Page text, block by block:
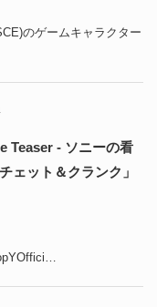
のゲームキャラクター
Teaser - ソニーの看
ェット＆クランク」